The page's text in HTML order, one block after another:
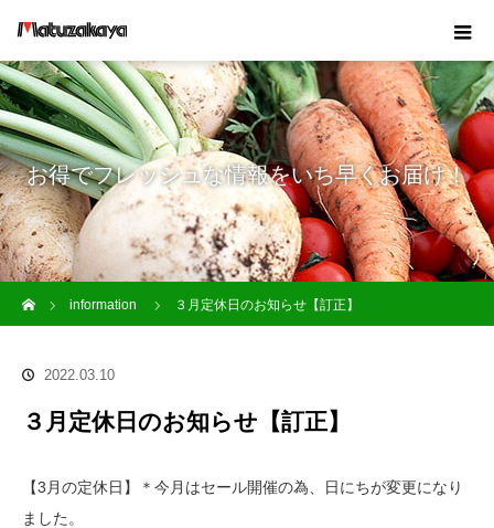
お得でフレッシュな情報をいち早くお届け！
information
３月定休日のお知らせ【訂正】
2022.03.10
３月定休日のお知らせ【訂正】
【3月の定休日】＊今月はセール開催の為、日にちが変更になり
ました。